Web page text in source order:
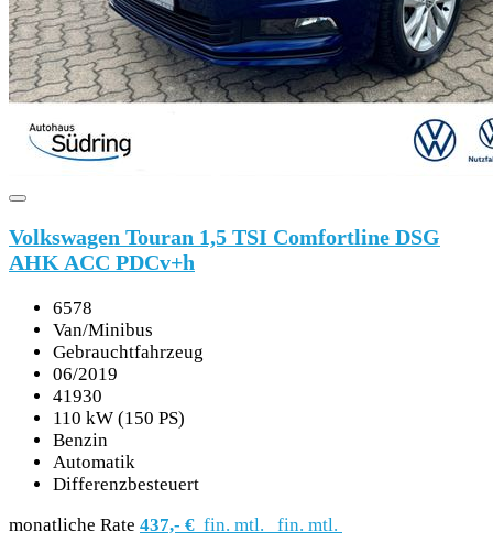
Volkswagen Touran 1,5 TSI Comfortline DSG
AHK ACC PDCv+h
6578
Van/Minibus
Gebrauchtfahrzeug
06/2019
41930
110 kW (150 PS)
Benzin
Automatik
Differenzbesteuert
monatliche Rate 437,- € fin. mtl. fin. mtl.